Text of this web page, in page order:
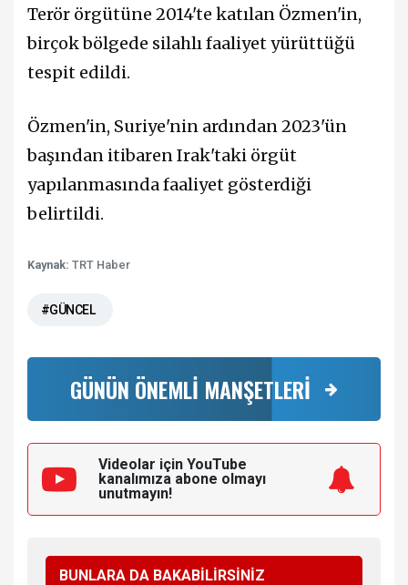
Terör örgütüne 2014'te katılan Özmen'in,
birçok bölgede silahlı faaliyet yürüttüğü
tespit edildi.
Özmen'in, Suriye'nin ardından 2023'ün
başından itibaren Irak'taki örgüt
yapılanmasında faaliyet gösterdiği
belirtildi.
Kaynak: TRT Haber
#GÜNCEL
GÜNÜN ÖNEMLİ MANŞETLERİ
Videolar için YouTube
kanalımıza abone olmayı
unutmayın!
BUNLARA DA BAKABİLİRSİNİZ